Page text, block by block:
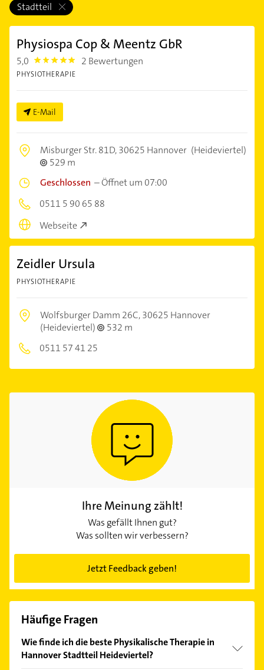
Stadtteil
Physiospa Cop & Meentz GbR
5,0 5.0 2 Bewertungen
PHYSIOTHERAPIE
E-Mail
Misburger Str. 81D,30625 Hannover (Heideviertel)
529 m
Geschlossen –Öffnet um 07:00
0511 5 90 65 88
Webseite
Zeidler Ursula
PHYSIOTHERAPIE
Wolfsburger Damm 26C,30625 Hannover
(Heideviertel)
532 m
0511 57 41 25
Ihre Meinung zählt!
Was gefällt Ihnen gut?
Was sollten wir verbessern?
Jetzt Feedback geben!
Häufige Fragen
Wie finde ich die beste Physikalische Therapie in
Hannover Stadtteil Heideviertel?